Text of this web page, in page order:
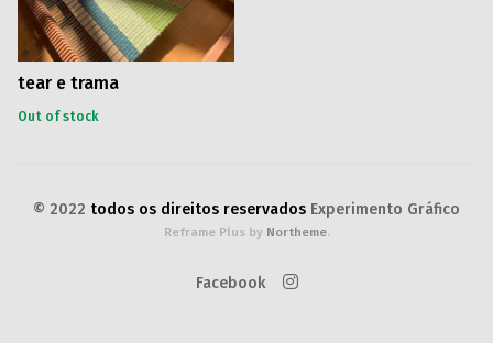
tear e trama
Out of stock
© 2022 todos os direitos reservados Experimento Gráfico
Reframe Plus by Northeme.
Facebook